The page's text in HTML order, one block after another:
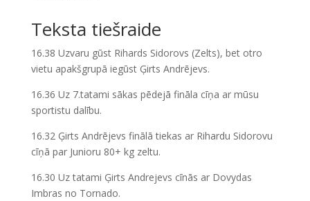
Teksta tiešraide
16.38 Uzvaru gūst Rihards Sidorovs (Zelts), bet otro
vietu apakšgrupā iegūst Ģirts Andrējevs.
16.36 Uz 7.tatami sākas pēdejā fināla cīņa ar mūsu
sportistu dalību.
16.32 Ģirts Andrējevs finālā tiekas ar Rihardu Sidorovu
cīņā par Junioru 80+ kg zeltu.
16.30 Uz tatami Ģirts Andrejevs cīnās ar Dovydas
Imbras no Tornado.